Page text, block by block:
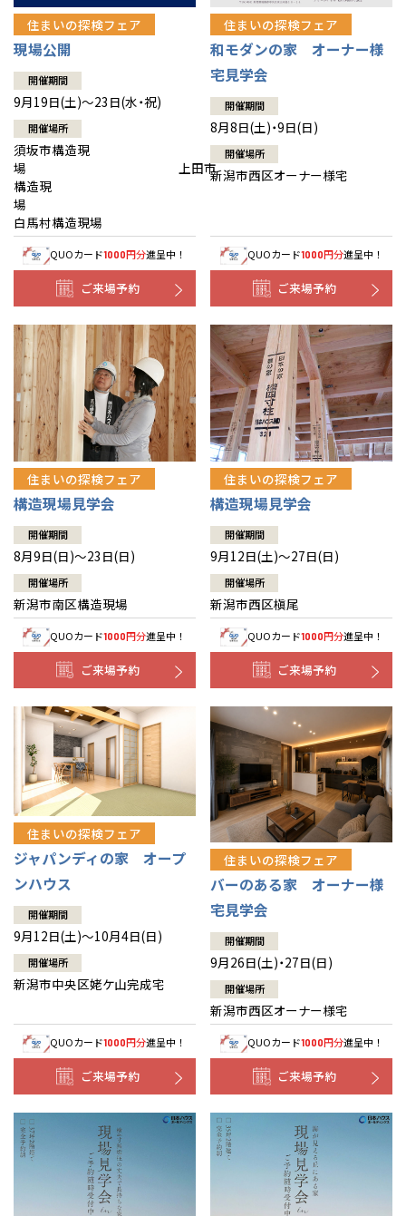
住まいの探検フェア
現場公開
開催期間
9月19日(土)～23日(水・祝)
開催場所
須坂市構造現
場 上田市
構造現
場
白馬村構造現場
QUOカード1000円分進呈中！
ご来場予約
住まいの探検フェア
和モダンの家 オーナー様
宅見学会
開催期間
8月8日(土)・9日(日)
開催場所
新潟市西区オーナー様宅
QUOカード1000円分進呈中！
ご来場予約
住まいの探検フェア
構造現場見学会
開催期間
8月9日(日)～23日(日)
開催場所
新潟市南区構造現場
QUOカード1000円分進呈中！
ご来場予約
住まいの探検フェア
構造現場見学会
開催期間
9月12日(土)～27日(日)
開催場所
新潟市西区槇尾
QUOカード1000円分進呈中！
ご来場予約
住まいの探検フェア
ジャパンディの家 オープ
ンハウス
開催期間
9月12日(土)～10月4日(日)
開催場所
新潟市中央区姥ケ山完成宅
QUOカード1000円分進呈中！
ご来場予約
住まいの探検フェア
バーのある家 オーナー様
宅見学会
開催期間
9月26日(土)・27日(日)
開催場所
新潟市西区オーナー様宅
QUOカード1000円分進呈中！
ご来場予約